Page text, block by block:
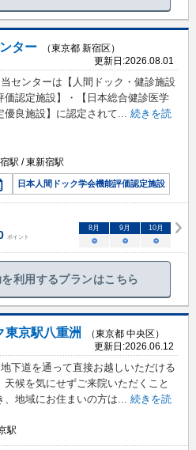
ター
（東京都 新宿区）
更新日:2026.08.01
当センターは【人間ドック・健診施設
価認定施設】・【日本総合健診医学
優良施設】に認定されて
続きを読
駅 / 東新宿駅
日本人間ドック学会機能評価認定施設
ポイント
8 月 9 月 10月
○ ○ ○
利用するプランはこちら
東京駅八重洲
（東京都 中央区）
更新日:2026.06.12
地下道を通って直接お越しいただける
天候を気にせずご来院いただくこと
、地域にお住まいの方は... 続きを読
駅